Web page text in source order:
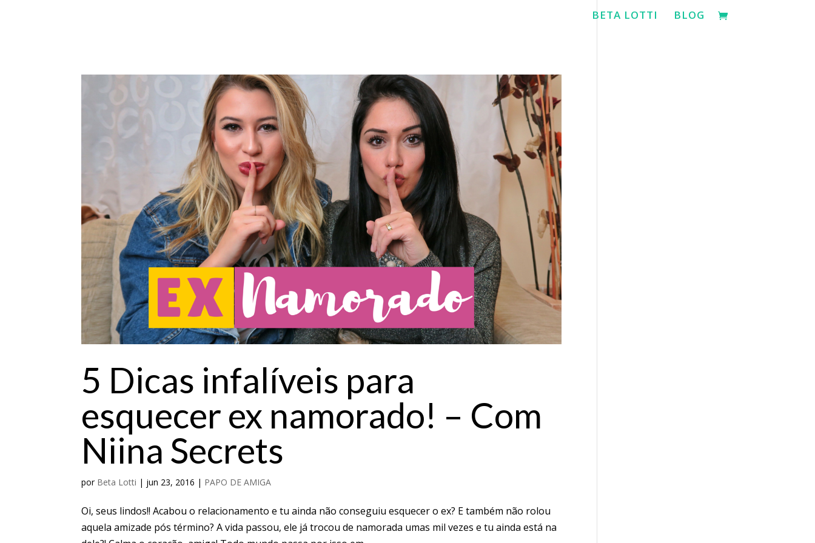
BETA LOTTI BLOG
5 Dicas infalíveis para
esquecer ex namorado! – Com
Niina Secrets
por Beta Lotti | jun 23, 2016 | PAPO DE AMIGA
Oi, seus lindos!! Acabou o relacionamento e tu ainda não conseguiu esquecer o ex? E também não rolou
aquela amizade pós término? A vida passou, ele já trocou de namorada umas mil vezes e tu ainda está na